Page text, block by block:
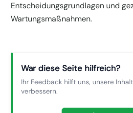
Entscheidungsgrundlagen und
Wartungsmaßnahmen.
War diese Seite hilfreich?
Ihr Feedback hilft uns, unsere
verbessern.